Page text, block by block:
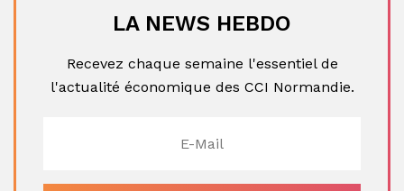
LA NEWS HEBDO
Recevez chaque semaine l'essentiel de
l'actualité économique des CCI Normandie.